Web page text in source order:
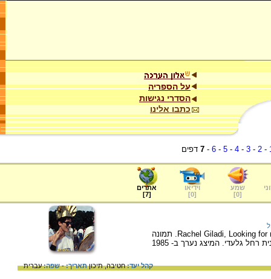
על הספריה
הסדרי נגישות
כתבו אלינו
-
2
-
3
-
4
-
5
-
6
-
7 דפים
שמע
[
0
]
וידיאו
[
0
]
אתרים
[
7
]
Rachel Giladi, Looking for my kingdom, Performance, Tel Aviv, 1985. תמונה
מתוך המיצג "מבקשת את המלוכה" של האמנית רחל גלעדי. המיצג נערך ב- 1985
קהל יעד:חטיבה,תיכוןתאריך:-שפה:עברית